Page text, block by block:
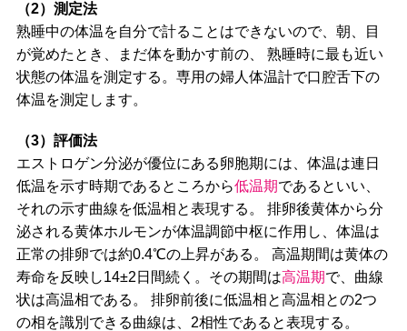
（2）測定法
熟睡中の体温を自分で計ることはできないので、朝、目
が覚めたとき、まだ体を動かす前の、 熟睡時に最も近い
状態の体温を測定する。専用の婦人体温計で口腔舌下の
体温を測定します。
（3）評価法
エストロゲン分泌が優位にある卵胞期には、体温は連日
低温を示す時期であるところから低温期であるといい、
それの示す曲線を低温相と表現する。 排卵後黄体から分
泌される黄体ホルモンが体温調節中枢に作用し、体温は
正常の排卵では約0.4℃の上昇がある。 高温期間は黄体の
寿命を反映し14±2日間続く。その期間は高温期で、曲線
状は高温相である。 排卵前後に低温相と高温相との2つ
の相を識別できる曲線は、2相性であると表現する。